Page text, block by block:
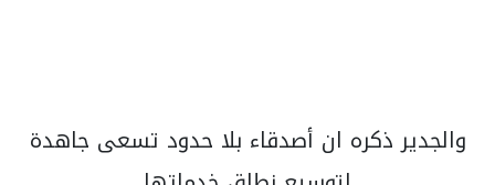
والجدير ذكره ان أصدقاء بلا حدود تسعى جاهدة